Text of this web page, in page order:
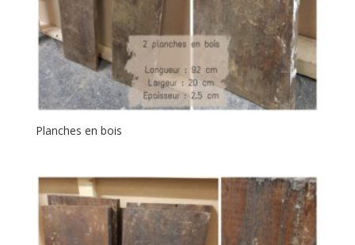
Planches en bois